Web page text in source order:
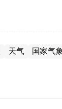
天气 国家气